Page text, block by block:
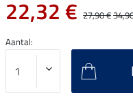
22,32 € 27,90 €
Aantal: